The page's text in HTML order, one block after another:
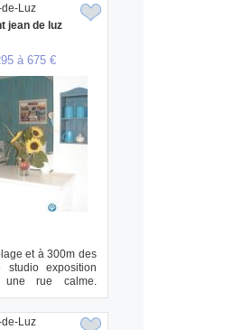
jean de luz
à 675 €
et à 300m des
studio exposition
rue calme.
Luz
Luz